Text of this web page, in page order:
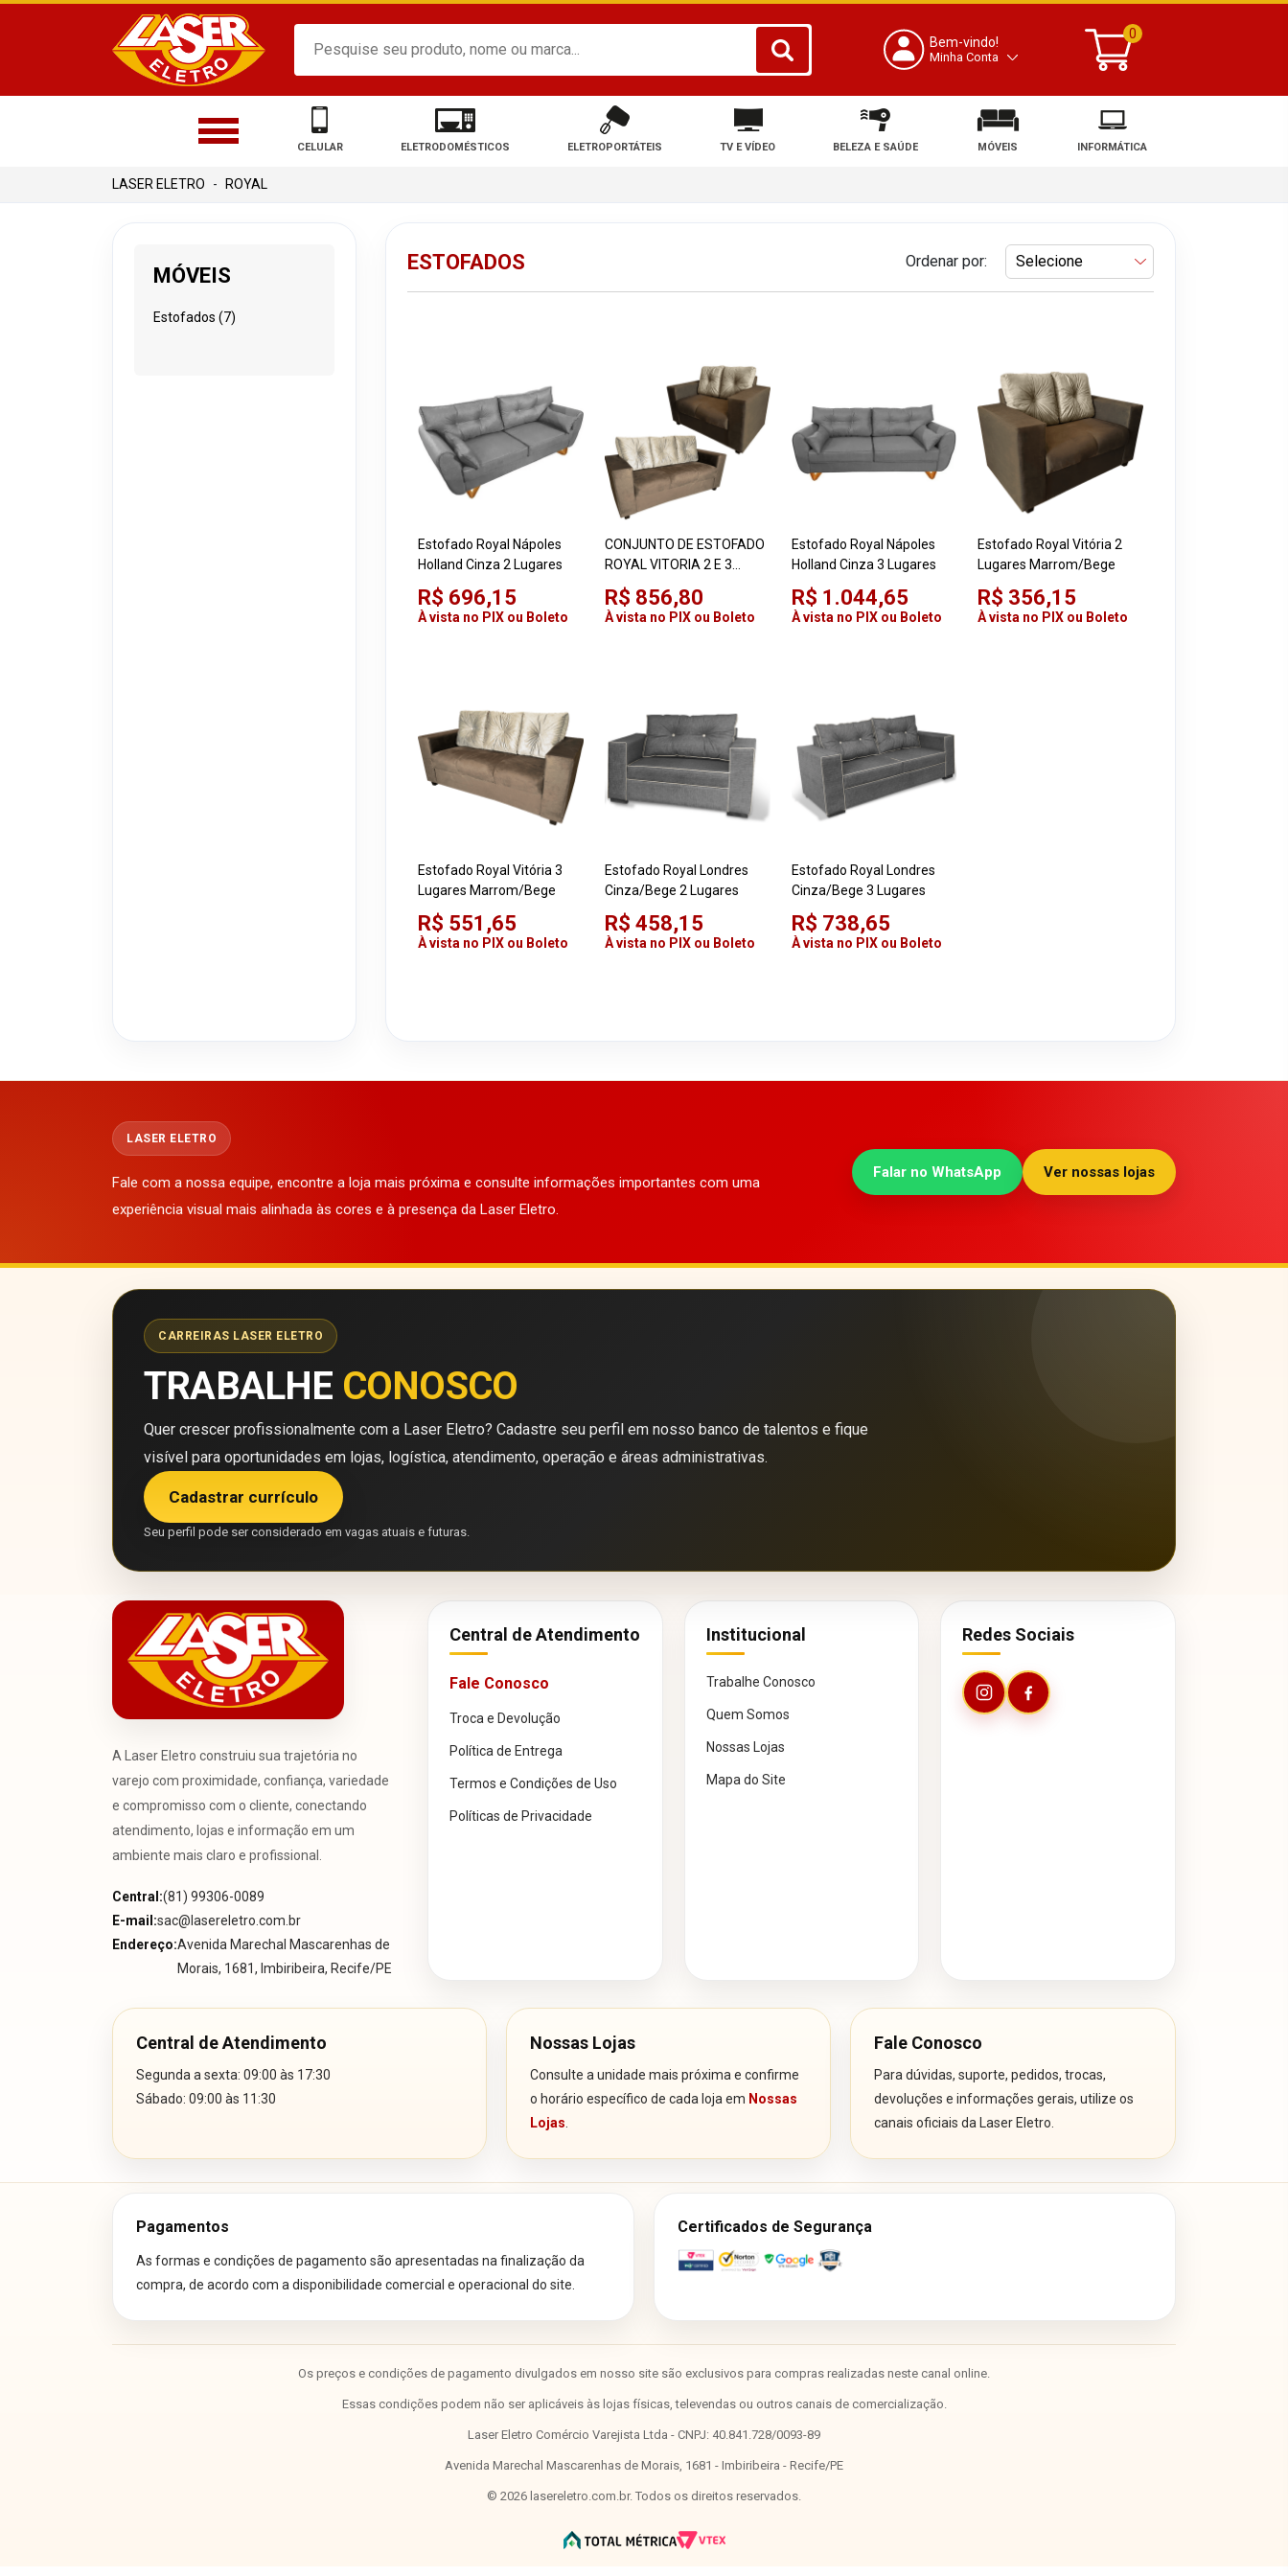
Bem-vindo!
Minha Conta
0
CELULAR ELETRODOMÉSTICOS ELETROPORTÁTEIS TV E VÍDEO BELEZA E SAÚDE MÓVEIS INFORMÁTICA
ROYAL
MÓVEIS
Estofados (7)
ESTOFADOS Ordenar por:
Estofado Royal Nápoles
Holland Cinza 2 Lugares
R$ 696,15
À vista no PIX ou Boleto
CONJUNTO DE ESTOFADO
ROYAL VITORIA 2 E 3
LUGARES MARROM/BEGE
R$ 856,80
À vista no PIX ou Boleto
Estofado Royal Nápoles
Holland Cinza 3 Lugares
R$ 1.044,65
À vista no PIX ou Boleto
Estofado Royal Vitória 2
Lugares Marrom/Bege
R$ 356,15
À vista no PIX ou Boleto
Estofado Royal Vitória 3
Lugares Marrom/Bege
R$ 551,65
À vista no PIX ou Boleto
Estofado Royal Londres
Cinza/Bege 2 Lugares
R$ 458,15
À vista no PIX ou Boleto
Estofado Royal Londres
Cinza/Bege 3 Lugares
R$ 738,65
À vista no PIX ou Boleto
LASER ELETRO
Fale com a nossa equipe, encontre a loja mais próxima e consulte informações importantes com uma
experiência visual mais alinhada às cores e à presença da Laser Eletro.
Falar no WhatsApp Ver nossas lojas
CARREIRAS LASER ELETRO
TRABALHE CONOSCO
Quer crescer profissionalmente com a Laser Eletro? Cadastre seu perfil em nosso banco de talentos e fique
visível para oportunidades em lojas, logística, atendimento, operação e áreas administrativas.
Cadastrar currículo
Seu perfil pode ser considerado em vagas atuais e futuras.
A Laser Eletro construiu sua trajetória no
varejo com proximidade, confiança, variedade
e compromisso com o cliente, conectando
atendimento, lojas e informação em um
ambiente mais claro e profissional.
Central:(81) 99306-0089
E-mail:sac@lasereletro.com.br
Endereço:Avenida Marechal Mascarenhas de
Morais, 1681, Imbiribeira, Recife/PE
Central de Atendimento
Fale Conosco
Troca e Devolução
Política de Entrega
Termos e Condições de Uso
Políticas de Privacidade
Institucional
Trabalhe Conosco
Quem Somos
Nossas Lojas
Mapa do Site
Redes Sociais
Central de Atendimento
Segunda a sexta: 09:00 às 17:30
Sábado: 09:00 às 11:30
Nossas Lojas
Consulte a unidade mais próxima e confirme
o horário específico de cada loja em Nossas
Lojas
Fale Conosco
Para dúvidas, suporte, pedidos, trocas,
devoluções e informações gerais, utilize os
canais oficiais da Laser Eletro.
Pagamentos
As formas e condições de pagamento são apresentadas na finalização da
compra, de acordo com a disponibilidade comercial e operacional do site.
Certificados de Segurança
Os preços e condições de pagamento divulgados em nosso site são exclusivos para compras realizadas neste canal online.
Essas condições podem não ser aplicáveis às lojas físicas, televendas ou outros canais de comercialização.
Laser Eletro Comércio Varejista Ltda - CNPJ: 40.841.728/0093-89
Avenida Marechal Mascarenhas de Morais, 1681 - Imbiribeira - Recife/PE
© 2026 lasereletro.com.br. Todos os direitos reservados.